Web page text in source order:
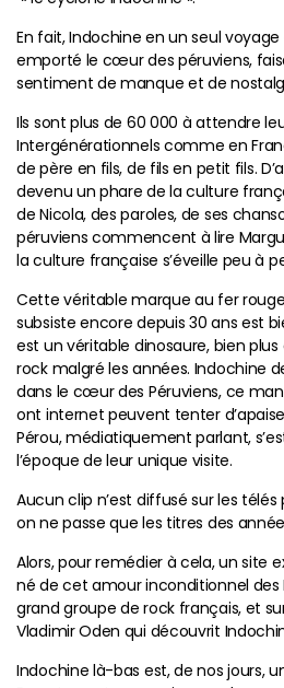
En fait, Indochine en un seul
emporté le cœur des péruviens,
sentiment de manque et de
Ils sont plus de 60 000 à attendre
Intergénérationnels comme en
de père en fils, de fils en petit fils.
devenu un phare de la culture
de Nicola, des paroles, de ses
péruviens commencent à lire
la culture française s’éveille peu à
Cette véritable marque au fer
subsiste encore depuis 30 ans est
est un véritable dinosaure, bien plus
rock malgré les années. Indochine
dans le cœur des Péruviens, ce
ont internet peuvent tenter
Pérou, médiatiquement parlant,
l’époque de leur unique visite.
Aucun clip n’est diffusé sur les
on ne passe que les titres des
Alors, pour remédier à cela, un site
né de cet amour inconditionnel des
grand groupe de rock français, et
Vladimir Oden qui découvrit
Indochine là-bas est, de nos jours,